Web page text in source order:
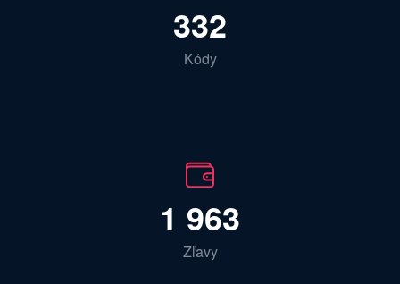
332
Kódy
1 963
Zľavy